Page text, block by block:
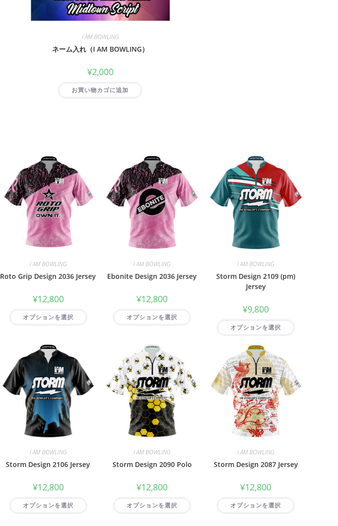
I AM BOWLING
ネーム入れ（I AM BOWLING）
¥2,000
お買い物カゴに追加
I AM BOWLING
Roto Grip Design 2036 Jersey
¥12,800
オプションを選択
I AM BOWLING
Ebonite Design 2036 Jersey
¥12,800
オプションを選択
I AM BOWLING
Storm Design 2109 (pm)
Jersey
¥9,800
オプションを選択
I AM BOWLING
Storm Design 2106 Jersey
¥12,800
オプションを選択
I AM BOWLING
Storm Design 2090 Polo
¥12,800
オプションを選択
I AM BOWLING
Storm Design 2087 Jersey
¥12,800
オプションを選択